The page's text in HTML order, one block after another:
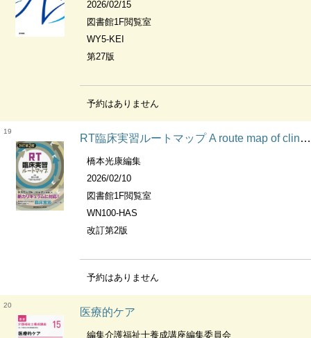
2026/02/15
図書館1F閲覧室
WY5-KEI
第27版
予約はありません
19
RT臨床実習ルートマップ A route map of clinical practice for radiological technologists
橋本光康編集
2026/02/10
図書館1F閲覧室
WN100-HAS
改訂第2版
予約はありません
20
医療的ケア
編集介護福祉士養成講座編集委員会